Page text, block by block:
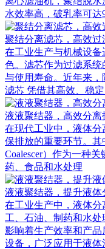
水效率高，破乳率可达
聚结分离滤芯，高效过
在工业生产与机械设
色。滤芯作为过滤系
与使用寿命。近年来
滤芯 凭借其高效、稳
液液聚结器，高效分
在现代工业中，液体
保排放的重要环节。其
Coalescer）作为一种
药、食品和水处理
液液聚结器，提升液
在工业生产中，液体
工、石油、制药和水
影响着生产效率和产品
设备，广泛应用于液